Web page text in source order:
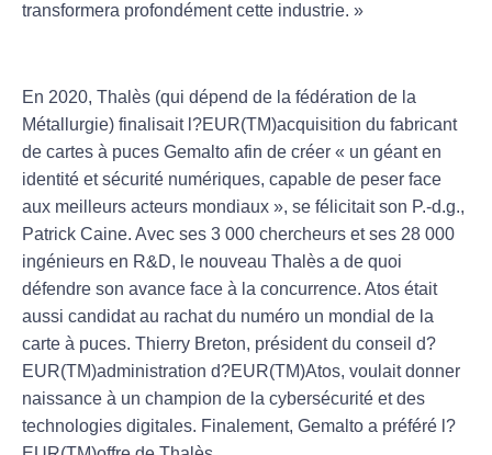
transformera profondément cette industrie. »
En 2020, Thalès (qui dépend de la fédération de la
Métallurgie) finalisait l?EUR(TM)acquisition du fabricant
de cartes à puces Gemalto afin de créer « un géant en
identité et sécurité numériques, capable de peser face
aux meilleurs acteurs mondiaux », se félicitait son P.-d.g.,
Patrick Caine. Avec ses 3 000 chercheurs et ses 28 000
ingénieurs en R&D, le nouveau Thalès a de quoi
défendre son avance face à la concurrence. Atos était
aussi candidat au rachat du numéro un mondial de la
carte à puces. Thierry Breton, président du conseil d?
EUR(TM)administration d?EUR(TM)Atos, voulait donner
naissance à un champion de la cybersécurité et des
technologies digitales. Finalement, Gemalto a préféré l?